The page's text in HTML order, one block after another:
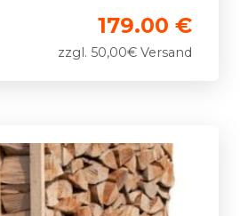
179.00 €
zzgl. 50,00€ Versand